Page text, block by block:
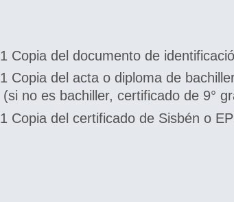
1 Copia del documento de
1 Copia del acta o diploma de
(si no es bachiller, certificado de 9°
1 Copia del certificado de Sisbén o